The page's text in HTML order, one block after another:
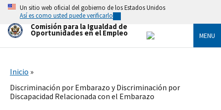
Skip
main
content
Un sitio web oficial del gobierno de los Estados Unidos
Así es como usted puede verificarlo
Comisión para la Igualdad de
Oportunidades en el Empleo MENU
Inicio
Discriminación por Embarazo y Discriminación por
Discapacidad Relacionada con el Embarazo